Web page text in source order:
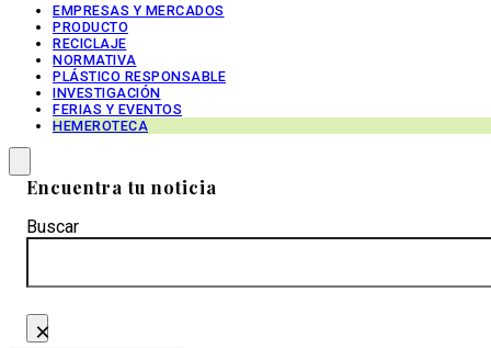
EMPRESAS Y MERCADOS
PRODUCTO
RECICLAJE
NORMATIVA
PLÁSTICO RESPONSABLE
INVESTIGACIÓN
FERIAS Y EVENTOS
HEMEROTECA
Encuentra tu noticia
Buscar
×